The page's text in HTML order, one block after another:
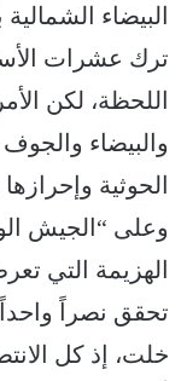
البيضاء
ترك عشرات
اللحظة، لكن
والبيضاء
الحوثية
وعلى “الجيش
الهزيمة التي
خلت، إذ كل